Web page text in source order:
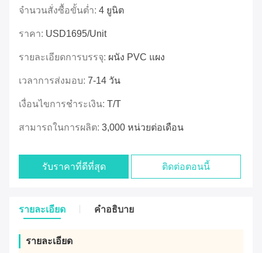
จำนวนสั่งซื้อขั้นต่ำ: 4 ยูนิต
ราคา: USD1695/unit
รายละเอียดการบรรจุ: ผนัง PVC แผง
เวลาการส่งมอบ: 7-14 วัน
เงื่อนไขการชำระเงิน: T/T
สามารถในการผลิต: 3,000 หน่วยต่อเดือน
รับราคาที่ดีที่สุด ติดต่อตอนนี้
รายละเอียด คําอธิบาย
รายละเอียด